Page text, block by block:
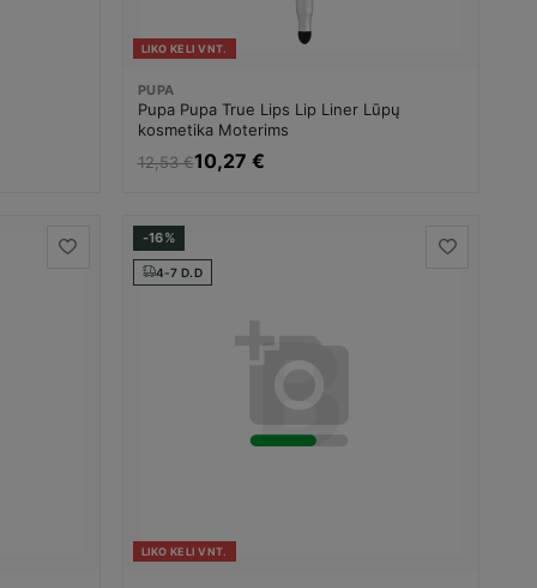
LIKO KELI VNT.
PUPA
Pupa Pupa True Lips Lip Liner Lūpų
kosmetika Moterims
12,53 €10,27 €
-16%
4-7 D.D
LIKO KELI VNT.